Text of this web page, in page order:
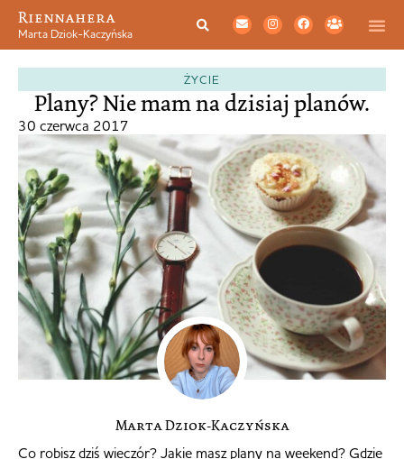
Riennahera
Marta Dziok-Kaczyńska
ŻYCIE
Plany? Nie mam na dzisiaj planów.
30 czerwca 2017
Marta Dziok-Kaczyńska
Co robisz dziś wieczór? Jakie masz plany na weekend? Gdzie